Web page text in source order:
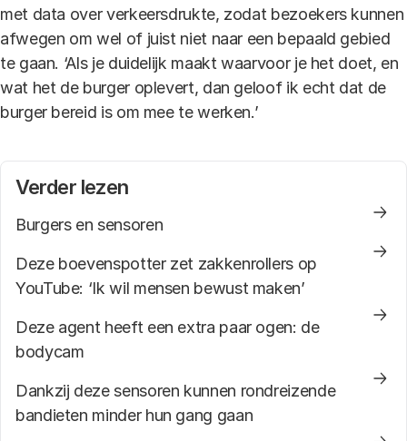
met data over verkeersdrukte, zodat bezoekers kunnen
afwegen om wel of juist niet naar een bepaald gebied
te gaan. ‘Als je duidelijk maakt waarvoor je het doet, en
wat het de burger oplevert, dan geloof ik echt dat de
burger bereid is om mee te werken.’
Verder lezen
Burgers en sensoren
Deze boevenspotter zet zakkenrollers op
YouTube: ‘Ik wil mensen bewust maken’
Deze agent heeft een extra paar ogen: de
bodycam
Dankzij deze sensoren kunnen rondreizende
bandieten minder hun gang gaan